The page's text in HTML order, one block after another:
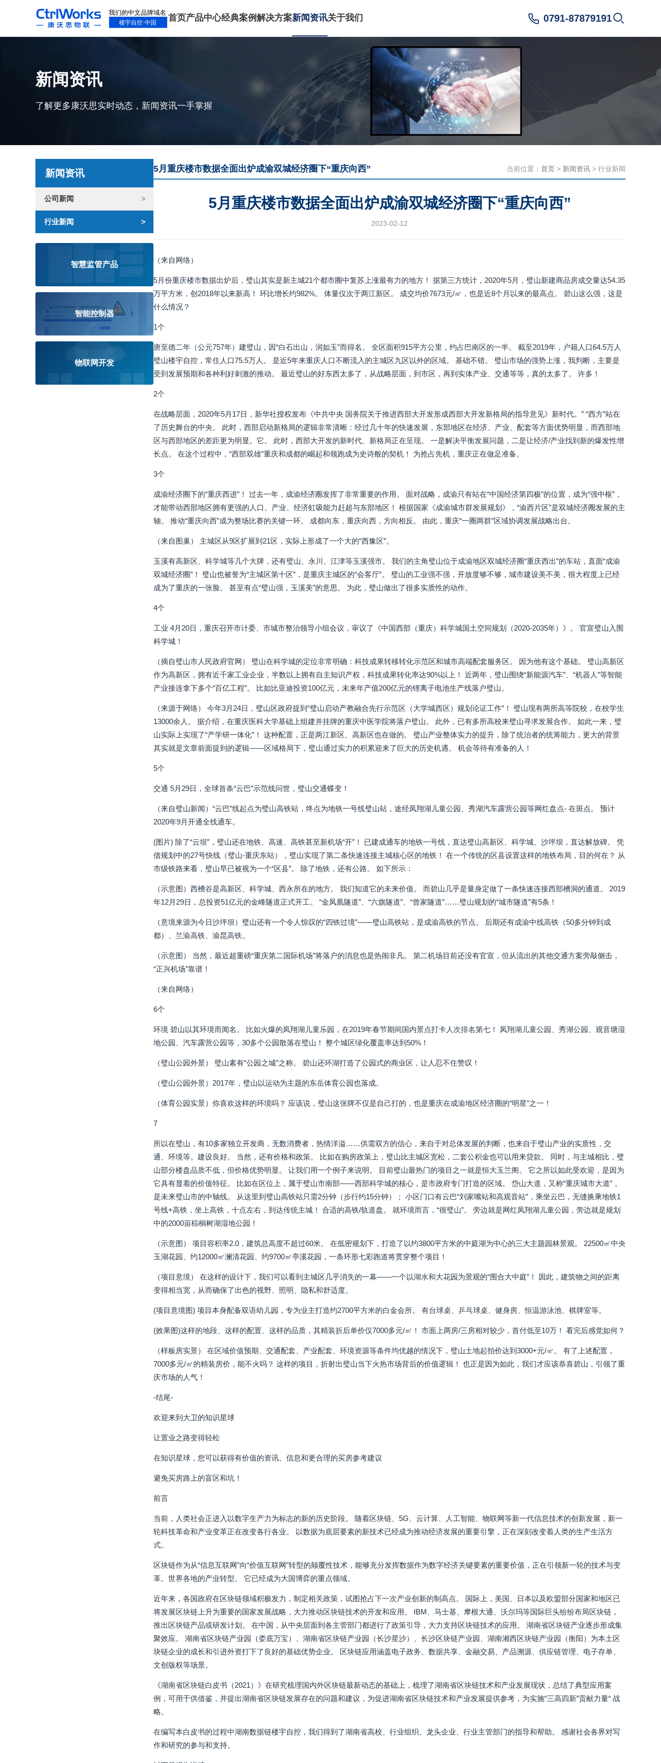
首页产品中心经典案例解决方案新闻资讯关于我们 0791-87879191
新闻资讯
了解更多康沃思实时动态，新闻资讯一手掌握
新闻资讯
公司新闻
行业新闻
智慧监管产品
智能控制器
物联网开发
5月重庆楼市数据全面出炉成渝双城经济圈下“重庆向西” 当前位置： 首页 > 新闻资讯 > 行业新闻
5月重庆楼市数据全面出炉成渝双城经济圈下“重庆向西”
2023-02-12
（来自网络）
5月份重庆楼市数据出炉后，璧山其实是新主城21个都市圈中复苏上涨最有力的地方！ 据第三方统计，2020年5月，璧山新建商品房成交量达54.35
万平方米，创2018年以来新高！ 环比增长约982%。 体量仅次于两江新区。 成交均价7673元/㎡，也是近8个月以来的最高点。 碧山这么强，这是
什么情况？
1个
唐至德二年（公元757年）建璧山，因“白石出山，润如玉”而得名。 全区面积915平方公里，约占巴南区的一半。 截至2019年，户籍人口64.5万人
璧山楼宇自控，常住人口75.5万人。 是近5年来重庆人口不断流入的主城区九区以外的区域。 基础不错。 璧山市场的强势上涨，我判断，主要是
受到发展预期和各种利好刺激的推动。 最近璧山的好东西太多了，从战略层面，到市区，再到实体产业、交通等等，真的太多了。 许多！
2个
在战略层面，2020年5月17日，新华社授权发布《中共中央 国务院关于推进西部大开发形成西部大开发新格局的指导意见》新时代。” “西方”站在
了历史舞台的中央。 此时，西部启动新格局的逻辑非常清晰：经过几十年的快速发展，东部地区在经济、产业、配套等方面优势明显，而西部地
区与西部地区的差距更为明显。它。 此时，西部大开发的新时代、新格局正在呈现。 一是解决平衡发展问题，二是让经济/产业找到新的爆发性增
长点。 在这个过程中，“西部双雄”重庆和成都的崛起和领跑成为史诗般的契机！ 为抢占先机，重庆正在做足准备。
3个
成渝经济圈下的“重庆西进”！ 过去一年，成渝经济圈发挥了非常重要的作用。 面对战略，成渝只有站在“中国经济第四极”的位置，成为“强中枢”，
才能带动西部地区拥有更强的人口、产业、经济虹吸能力赶超与东部地区！ 根据国家《成渝城市群发展规划》，“渝西片区”是双城经济圈发展的主
轴。 推动“重庆向西”成为整场比赛的关键一环。 成都向东，重庆向西，方向相反。 由此，重庆“一圈两群”区域协调发展战略出台。
（来自图巢） 主城区从9区扩展到21区，实际上形成了一个大的“西豫区”。
玉溪有高新区、科学城等几个大牌，还有璧山、永川、江津等玉溪强市。 我们的主角璧山位于成渝地区双城经济圈“重庆西出”的车站，直面“成渝
双城经济圈”！ 璧山也被誉为“主城区第十区”，是重庆主城区的“会客厅”。 璧山的工业强不强，开放度够不够，城市建设美不美，很大程度上已经
成为了重庆的一张脸。 甚至有点“璧山强，玉溪美”的意思。 为此，璧山做出了很多实质性的动作。
4个
工业 4月20日，重庆召开市计委、市城市整治领导小组会议，审议了《中国西部（重庆）科学城国土空间规划（2020-2035年）》。 官宣璧山入围
科学城！
（摘自璧山市人民政府官网） 璧山在科学城的定位非常明确：科技成果转移转化示范区和城市高端配套服务区。 因为他有这个基础。 璧山高新区
作为高新区，拥有近千家工业企业，半数以上拥有自主知识产权，科技成果转化率达90%以上！ 近两年，璧山围绕“新能源汽车”、“机器人”等智能
产业接连拿下多个“百亿工程”。 比如比亚迪投资100亿元，未来年产值200亿元的锂离子电池生产线落户璧山。
（来源于网络） 今年3月24日，璧山区政府提到“璧山启动产教融合先行示范区（大学城西区）规划论证工作”！ 璧山现有两所高等院校，在校学生
13000余人。 据介绍，在重庆医科大学基础上组建并挂牌的重庆中医学院将落户璧山。 此外，已有多所高校来璧山寻求发展合作。 如此一来，璧
山实际上实现了“产学研一体化”！ 这种配置，正是两江新区、高新区也在做的。 璧山产业整体实力的提升，除了统治者的统筹能力，更大的背景
其实就是文章前面提到的逻辑——区域格局下，璧山通过实力的积累迎来了巨大的历史机遇。 机会等待有准备的人！
5个
交通 5月29日，全球首条“云巴”示范线问世，璧山交通蝶变！
（来自璧山新闻）“云巴”线起点为璧山高铁站，终点为地铁一号线璧山站，途经凤翔湖儿童公园、秀湖汽车露营公园等网红盘点- 在斑点。 预计
2020年9月开通全线通车。
(图片) 除了“云坝”，璧山还在地铁、高速、高铁甚至新机场“开”！ 已建成通车的地铁一号线，直达璧山高新区、科学城、沙坪坝，直达解放碑。 凭
借规划中的27号快线（璧山-重庆东站），璧山实现了第二条快速连接主城核心区的地铁！ 在一个传统的区县设置这样的地铁布局，目的何在？ 从
市级铁路来看，璧山早已被视为一个“区县”。 除了地铁，还有公路。 如下所示：
（示意图）西槽谷是高新区、科学城、西永所在的地方。 我们知道它的未来价值。 而碧山几乎是量身定做了一条快速连接西部槽洞的通道。 2019
年12月29日，总投资51亿元的金峰隧道正式开工。 “金凤凰隧道”、“六旗隧道”、“曾家隧道”……璧山规划的“城市隧道”有5条！
（意境来源为今日沙坪坝）璧山还有一个令人惊叹的“四铁过境”——璧山高铁站，是成渝高铁的节点。 后期还有成渝中线高铁（50多分钟到成
都）、兰渝高铁、渝昆高铁。
（示意图） 当然，最近超重磅“重庆第二国际机场”将落户的消息也是热闹非凡。 第二机场目前还没有官宣，但从流出的其他交通方案旁敲侧击，
“正兴机场”靠谱！
（来自网络）
6个
环境 碧山以其环境而闻名。 比如火爆的凤翔湖儿童乐园，在2019年春节期间国内景点打卡人次排名第七！ 凤翔湖儿童公园、秀湖公园、观音塘湿
地公园、汽车露营公园等，30多个公园散落在璧山！ 整个城区绿化覆盖率达到50%！
（璧山公园外景） 璧山素有“公园之城”之称。 碧山还环湖打造了公园式的商业区，让人忍不住赞叹！
（璧山公园外景）2017年，璧山以运动为主题的东岳体育公园也落成。
（体育公园实景）你喜欢这样的环境吗？ 应该说，璧山这张牌不仅是自己打的，也是重庆在成渝地区经济圈的“明星”之一！
7
所以在璧山，有10多家独立开发商，无数消费者，热情洋溢……供需双方的信心，来自于对总体发展的判断，也来自于璧山产业的实质性，交
通、环境等。建设良好。 当然，还有价格和政策。 比如在购房政策上，璧山比主城区宽松，二套公积金也可以用来贷款。 同时，与主城相比，璧
山部分楼盘品质不低，但价格优势明显。 让我们用一个例子来说明。 目前璧山最热门的项目之一就是恒大玉兰阁。 它之所以如此受欢迎，是因为
它具有显着的价值特征。 比如在区位上，属于璧山市南部——西部科学城的核心，是市政府专门打造的区域。 岱山大道，又称“重庆城市大道”，
是未来璧山市的中轴线。 从这里到璧山高铁站只需2分钟（步行约15分钟）； 小区门口有云巴“刘家嘴站和高观音站”，乘坐云巴，无缝换乘地铁1
号线+高铁，坐上高铁，十点左右，到达传统主城！ 合适的高铁/轨道盘。 就环境而言，“很璧山”。 旁边就是网红凤翔湖儿童公园，旁边就是规划
中的2000亩棕榈树湖湿地公园！
（示意图） 项目容积率2.0，建筑总高度不超过60米。 在低密规划下，打造了以约3800平方米的中庭湖为中心的三大主题园林景观。 22500㎡中央
玉湖花园、约12000㎡澜清花园、约9700㎡亭溪花园，一条环形七彩跑道将贯穿整个项目！
（项目意境） 在这样的设计下，我们可以看到主城区几乎消失的一幕——一个以湖水和大花园为景观的“围合大中庭”！ 因此，建筑物之间的距离
变得相当宽，从而确保了出色的视野、照明、隐私和舒适度。
(项目意境图) 项目本身配备双语幼儿园，专为业主打造约2700平方米的白金会所。 有台球桌、乒乓球桌、健身房、恒温游泳池、棋牌室等。
(效果图)这样的地段、这样的配置、这样的品质，其精装折后单价仅7000多元/㎡！ 市面上两房/三房相对较少，首付低至10万！ 看完后感觉如何？
（样板房实景） 在区域价值预期、交通配套、产业配套、环境资源等条件均优越的情况下，璧山土地起拍价达到3000+元/㎡。 有了上述配置，
7000多元/㎡的精装房价，能不火吗？ 这样的项目，折射出璧山当下火热市场背后的价值逻辑！ 也正是因为如此，我们才应该恭喜碧山，引领了重
庆市场的人气！
-结尾-
欢迎来到大卫的知识星球
让置业之路变得轻松
在知识星球，您可以获得有价值的资讯、信息和更合理的买房参考建议
避免买房路上的盲区和坑！
前言
当前，人类社会正进入以数字生产力为标志的新的历史阶段。 随着区块链、5G、云计算、人工智能、物联网等新一代信息技术的创新发展，新一
轮科技革命和产业变革正在改变各行各业。 以数据为底层要素的新技术已经成为推动经济发展的重要引擎，正在深刻改变着人类的生产生活方
式。
区块链作为从“信息互联网”向“价值互联网”转型的颠覆性技术，能够充分发挥数据作为数字经济关键要素的重要价值，正在引领新一轮的技术与变
革。世界各地的产业转型。 它已经成为大国博弈的重点领域。
近年来，各国政府在区块链领域积极发力，制定相关政策，试图抢占下一次产业创新的制高点。 国际上，美国、日本以及欧盟部分国家和地区已
将发展区块链上升为重要的国家发展战略，大力推动区块链技术的开发和应用。 IBM、马士基、摩根大通、沃尔玛等国际巨头纷纷布局区块链，
推出区块链产品或研发计划。 在中国，从中央层面到各主管部门都进行了政策引导，大力支持区块链技术的应用。 湖南省区块链产业逐步形成集
聚效应。 湖南省区块链产业园（娄底万宝）、湖南省区块链产业园（长沙星沙）、长沙区块链产业园、湖南湘西区块链产业园（衡阳）为本土区
块链企业的成长和引进外资打下了良好的基础优势企业。 区块链应用涵盖电子政务、数据共享、金融交易、产品溯源、供应链管理、电子存单、
文创版权等场景。
《湖南省区块链白皮书（2021）》在研究梳理国内外区块链最新动态的基础上，梳理了湖南省区块链技术和产业发展现状，总结了典型应用案
例，可用于供借鉴，并提出湖南省区块链发展存在的问题和建议，为促进湖南省区块链技术和产业发展提供参考，为实施“三高四新”贡献力量“ 战
略。
在编写本白皮书的过程中湖南数据链楼宇自控，我们得到了湖南省高校、行业组织、龙头企业、行业主管部门的指导和帮助。 感谢社会各界对写
作和研究的参与和支持。